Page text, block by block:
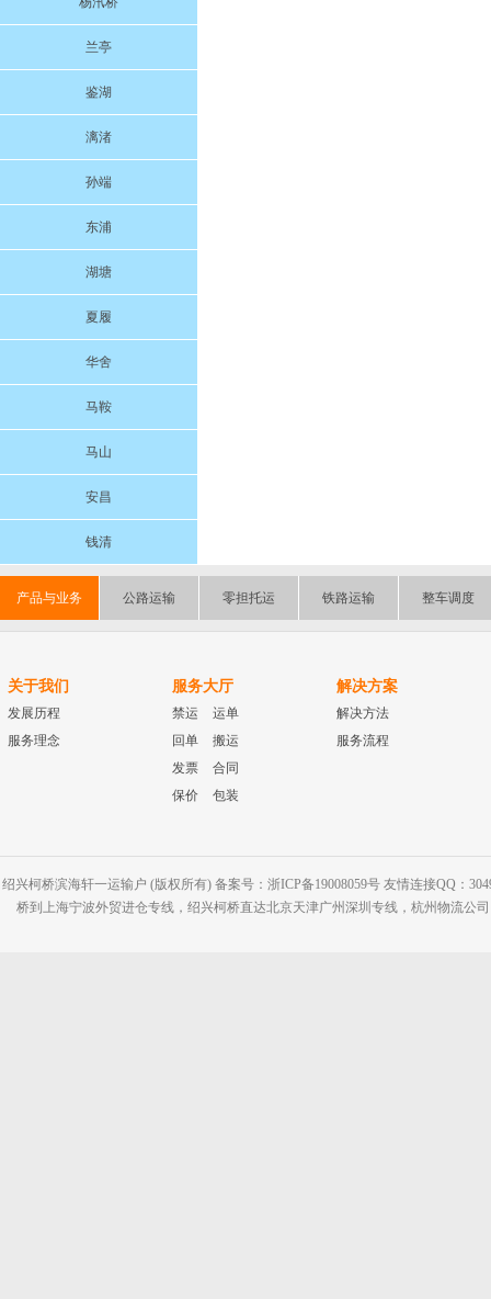
兰亭
鉴湖
漓渚
孙端
东浦
湖塘
夏履
华舍
马鞍
马山
安昌
钱清
产品与业务 公路运输 零担托运 铁路运输 整车调度
关于我们
发展历程
服务理念
服务大厅
禁运
运单
回单
搬运
发票
合同
保价
包装
解决方案
解决方法
服务流程
绍兴柯桥滨海轩一运输户 (版权所有) 备案号：浙ICP备19008059号 友情连接QQ：
桥到上海宁波外贸进仓专线，绍兴柯桥直达北京天津广州深圳专线，杭州物流公